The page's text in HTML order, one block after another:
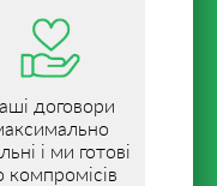
договори
і ми готові
компромісів